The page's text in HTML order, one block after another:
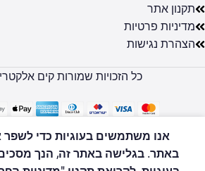
תקנון אתר
מדיניות פרטיות
הצהרת נגישות
כל הזכויות שמורות קים אלקטריק
אנו משתמשים בעוגיות כדי
באתר. בגלישה באתר זה, הנך
מיקסר
עוצמתי
HoneBeke
₪3,490 0